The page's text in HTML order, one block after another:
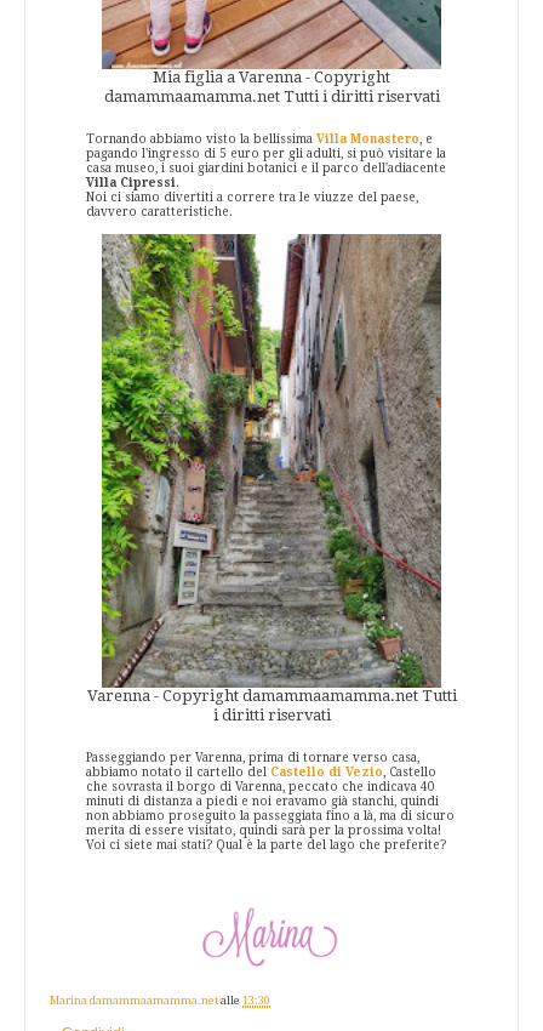
Mia figlia a Varenna - Copyright
damammaamamma.net Tutti i diritti riservati
Tornando abbiamo visto la bellissima Villa Monastero, e
pagando l'ingresso di 5 euro per gli adulti, si può visitare la
casa museo, i suoi giardini botanici e il parco dell'adiacente
Villa Cipressi.
Noi ci siamo divertiti a correre tra le viuzze del paese,
davvero caratteristiche.
Varenna - Copyright damammaamamma.net Tutti
i diritti riservati
Passeggiando per Varenna, prima di tornare verso casa,
abbiamo notato il cartello del Castello di Vezio, Castello
che sovrasta il borgo di Varenna, peccato che indicava 40
minuti di distanza a piedi e noi eravamo già stanchi, quindi
non abbiamo proseguito la passeggiata fino a là, ma di sicuro
merita di essere visitato, quindi sarà per la prossima volta!
Voi ci siete mai stati? Qual è la parte del lago che preferite?
Marina damammaamamma.net alle 13:30